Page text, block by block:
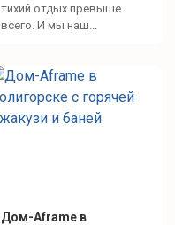
тихий отдых превыше
всего. И мы наш...
Дом-Aframe в